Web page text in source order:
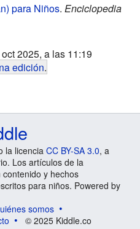
para Niños. Enciclopedia
2025, a las 11:19
edición.
la licencia CC BY-SA 3.0, a
Los artículos de la
y hechos
para niños. Powered by
somos
© 2025 Kiddle.co